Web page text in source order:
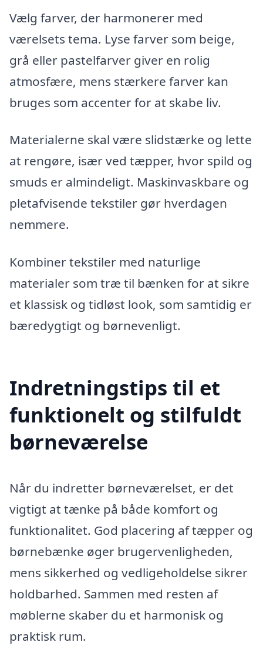
Vælg farver, der harmonerer med
værelsets tema. Lyse farver som beige,
grå eller pastelfarver giver en rolig
atmosfære, mens stærkere farver kan
bruges som accenter for at skabe liv.
Materialerne skal være slidstærke og lette
at rengøre, især ved tæpper, hvor spild og
smuds er almindeligt. Maskinvaskbare og
pletafvisende tekstiler gør hverdagen
nemmere.
Kombiner tekstiler med naturlige
materialer som træ til bænken for at sikre
et klassisk og tidløst look, som samtidig er
bæredygtigt og børnevenligt.
Indretningstips til et
funktionelt og stilfuldt
børneværelse
Når du indretter børneværelset, er det
vigtigt at tænke på både komfort og
funktionalitet. God placering af tæpper og
børnebænke øger brugervenligheden,
mens sikkerhed og vedligeholdelse sikrer
holdbarhed. Sammen med resten af
møblerne skaber du et harmonisk og
praktisk rum.